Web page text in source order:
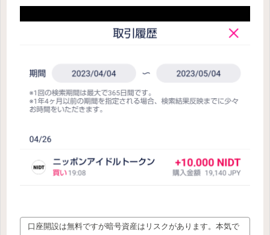
口座開設は無料ですが暗号資産はリスクがあります。本気で